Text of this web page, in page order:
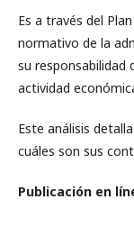
Es a través del
normativo de la
su responsabilidad
actividad
Este análisis
cuáles son sus
Publicación en